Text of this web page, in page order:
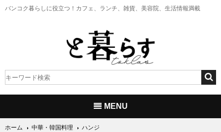
バンコク暮らしに役立つ！ カフェ、ランチ、雑貨、美容院、生活情報満載
MENU
ホーム 中華・韓国料理 ハンジ